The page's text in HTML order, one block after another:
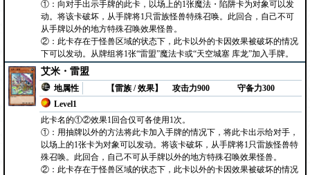
①：向对手出示手牌的此卡，以场上的1张魔法・陷阱卡为对象可以发
动。将该卡破坏，从手牌将1只雷族怪兽特殊召唤。此回合，自己不可
从手牌以外的地方特殊召唤效果怪兽。
②：此卡存在于怪兽区域的状态下，此卡以外的卡因效果被破坏的情况
下可以发动。从牌组将1张“雷盟”魔法卡或“天空城塞 库龙”加入手牌。
艾米・雷盟
地属性
【雷族 / 效果】
Level1
攻击力900 守备力300
此卡名的①②效果1回合仅可各使用1次。
①：用抽牌以外的方法将此卡加入手牌的情况下，将此卡出示给对手，
以场上的1张卡为对象可以发动。将该卡破坏，从手牌将1只雷族怪兽特
殊召唤。此回合，自己不可从手牌以外的地方特殊召唤效果怪兽。
②：此卡存在于怪兽区域的状态下，此卡以外的卡因效果被破坏的情况